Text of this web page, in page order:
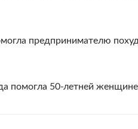
предпринимателю
помогла 50-летней